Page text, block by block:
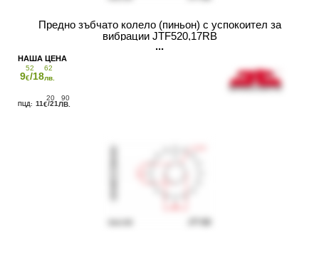
Предно зъбчато колело (пиньон) с успокоител за
вибрации JTF520,17RB
9
52
€/18
62
лв.
11
20
€/21
90
ЛВ.